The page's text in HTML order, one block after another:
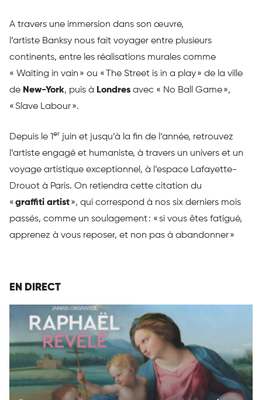
A travers une immersion dans son œuvre,
l’artiste Banksy nous fait voyager entre plusieurs
continents, entre les réalisations murales comme
« Waiting in vain » ou « The Street is in a play » de la ville
de New-York, puis à Londres avec « No Ball Game »,
« Slave Labour ».
Depuis le 1er juin et jusqu’à la fin de l’année, retrouvez
l’artiste engagé et humaniste, à travers un univers et un
voyage artistique exceptionnel, à l’espace Lafayette-
Drouot à Paris. On retiendra cette citation du
«graffiti artist», qui correspond à nos six derniers mois
passés, comme un soulagement : « si vous êtes fatigué,
apprenez à vous reposer, et non pas à abandonner »
EN DIRECT